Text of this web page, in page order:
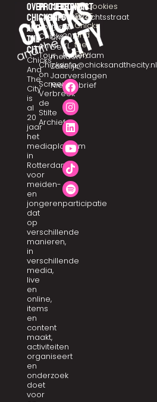
Over
chicks
and
the
city
Chicks
And
The
City
is
al
20
jaar
het
mediaplatform
in
Rotterdam
voor
meiden-
en
jongerenparticipatie
dat
op
verschillende
manieren,
in
verschillende
media,
live
en
online,
items
en
content
maakt,
activiteiten
organiseert
en
onderzoek
doet
voor
Projecten
CHICKSTALK
Podcast
Chicks
on
Tour
Chicks
on
Screen
Verbreek
de
Stilte
Archief
Meer
info
Over
ons
De
meiden
Zakelijk
Jaarverslagen
Nieuwsbrief
Contact
Eendrachtsstraat
10
3012
XL
Rotterdam
info@chicksandthecity.nl
©
2025
Chicks
and
the
City
Cookies